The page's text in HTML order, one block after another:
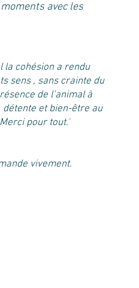
avec les
la cohésion a rendu
sens , sans crainte du
de l’animal à
et bien-être au
pour tout."
vivement.